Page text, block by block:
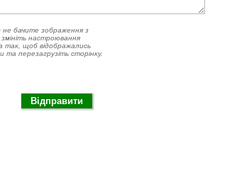
бачите зображення з
настроювання
так, щоб відображались
та перезагрузіть сторінку.